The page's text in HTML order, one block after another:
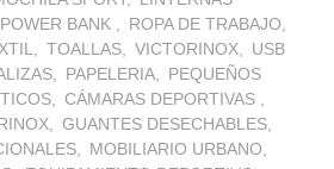
POWER BANK
ROPA DE TRABAJO
TOALLAS VICTORINOX
USB
PAPELERIA
PEQUEÑOS
CÁMARAS DEPORTIVAS
GUANTES DESECHABLES
MOBILIARIO URBANO